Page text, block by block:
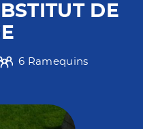
DE
6 Ramequins